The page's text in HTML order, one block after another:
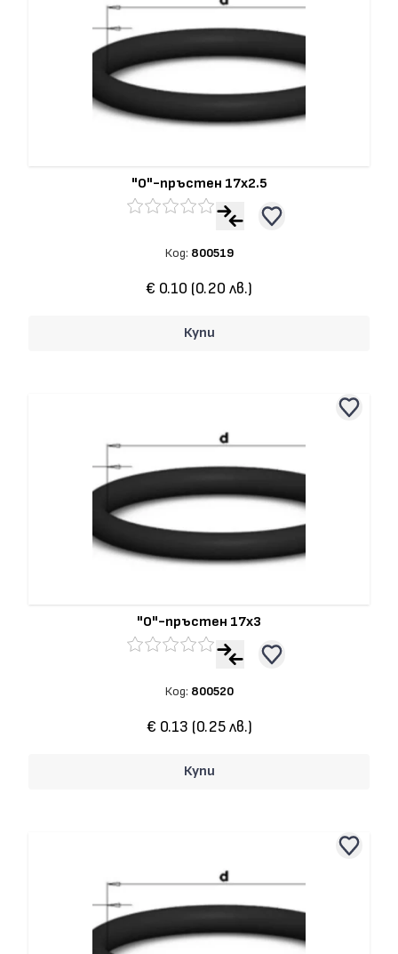
"О"-пръстен 17x2.5
Код: 800519
€ 0.10 (0.20 лв.)
Купи
"О"-пръстен 17x3
Код: 800520
€ 0.13 (0.25 лв.)
Купи